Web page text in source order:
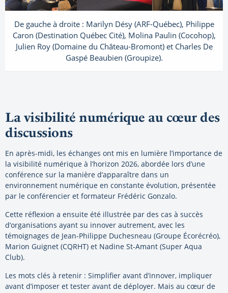
De gauche à droite : Marilyn Désy (ARF-Québec), Philippe
Caron (Destination Québec Cité), Molina Paulin (Cocohop),
Julien Roy (Domaine du Château-Bromont) et Charles De
Gaspé Beaubien (Groupize).
La visibilité numérique au cœur des
discussions
En après-midi, les échanges ont mis en lumière l’importance de
la visibilité numérique à l’horizon 2026, abordée lors d’une
conférence sur la manière d’apparaître dans un
environnement numérique en constante évolution, présentée
par le conférencier et formateur Frédéric Gonzalo.
Cette réflexion a ensuite été illustrée par des cas à succès
d’organisations ayant su innover autrement, avec les
témoignages de Jean-Philippe Duchesneau (Groupe Écorécréo),
Marion Guignet (CQRHT) et Nadine St-Amant (Super Aqua
Club).
Les mots clés à retenir : Simplifier avant d’innover, impliquer
avant d’imposer et tester avant de déployer. Mais au cœur de